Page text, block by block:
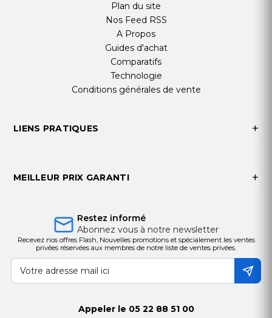
Plan du site
Nos Feed RSS
A Propos
Guides d'achat
Comparatifs
Technologie
Conditions générales de vente
LIENS PRATIQUES
MEILLEUR PRIX GARANTI
Restez informé
Abonnez vous à notre newsletter
Recevez nos offres Flash, Nouvelles promotions et spécialement les ventes
privées réservées aux membres de notre liste de ventes privées.
Appeler le 05 22 88 51 00